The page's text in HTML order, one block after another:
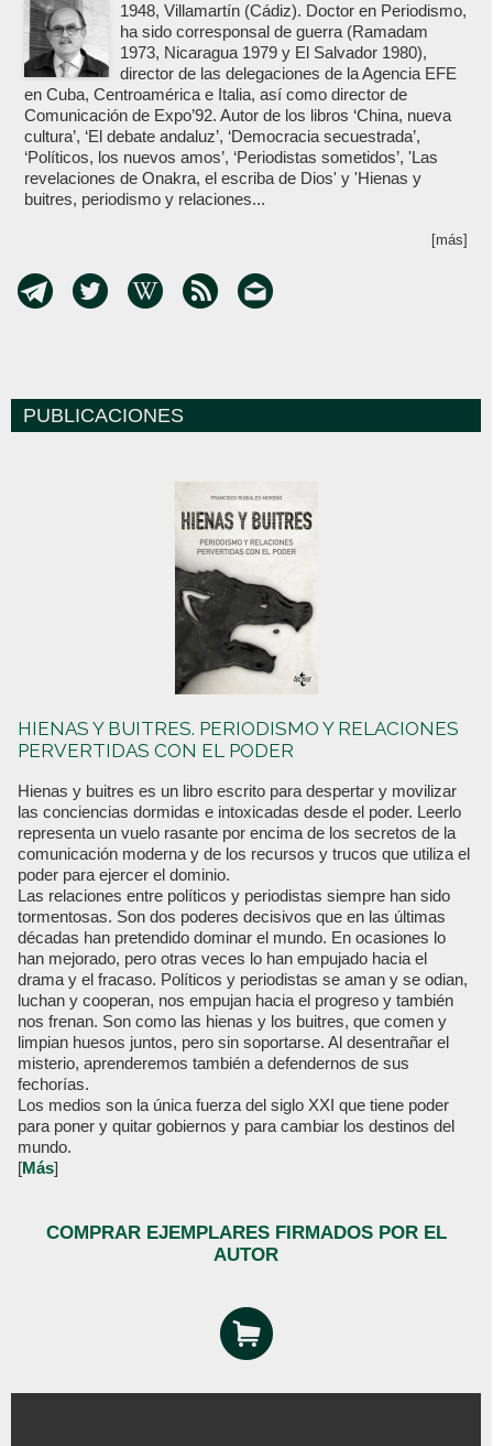
1948, Villamartín (Cádiz). Doctor en Periodismo,
ha sido corresponsal de guerra (Ramadam
1973, Nicaragua 1979 y El Salvador 1980),
director de las delegaciones de la Agencia EFE
en Cuba, Centroamérica e Italia, así como director de
Comunicación de Expo’92. Autor de los libros ‘China, nueva
cultura’, ‘El debate andaluz’, ‘Democracia secuestrada’,
‘Políticos, los nuevos amos’, ‘Periodistas sometidos’, 'Las
revelaciones de Onakra, el escriba de Dios' y 'Hienas y
buitres, periodismo y relaciones...
[más]
PUBLICACIONES
HIENAS Y BUITRES. PERIODISMO Y RELACIONES
PERVERTIDAS CON EL PODER
Hienas y buitres es un libro escrito para despertar y movilizar
las conciencias dormidas e intoxicadas desde el poder. Leerlo
representa un vuelo rasante por encima de los secretos de la
comunicación moderna y de los recursos y trucos que utiliza el
poder para ejercer el dominio.
Las relaciones entre políticos y periodistas siempre han sido
tormentosas. Son dos poderes decisivos que en las últimas
décadas han pretendido dominar el mundo. En ocasiones lo
han mejorado, pero otras veces lo han empujado hacia el
drama y el fracaso. Políticos y periodistas se aman y se odian,
luchan y cooperan, nos empujan hacia el progreso y también
nos frenan. Son como las hienas y los buitres, que comen y
limpian huesos juntos, pero sin soportarse. Al desentrañar el
misterio, aprenderemos también a defendernos de sus
fechorías.
Los medios son la única fuerza del siglo XXI que tiene poder
para poner y quitar gobiernos y para cambiar los destinos del
mundo.
[Más]
COMPRAR EJEMPLARES FIRMADOS POR EL
AUTOR